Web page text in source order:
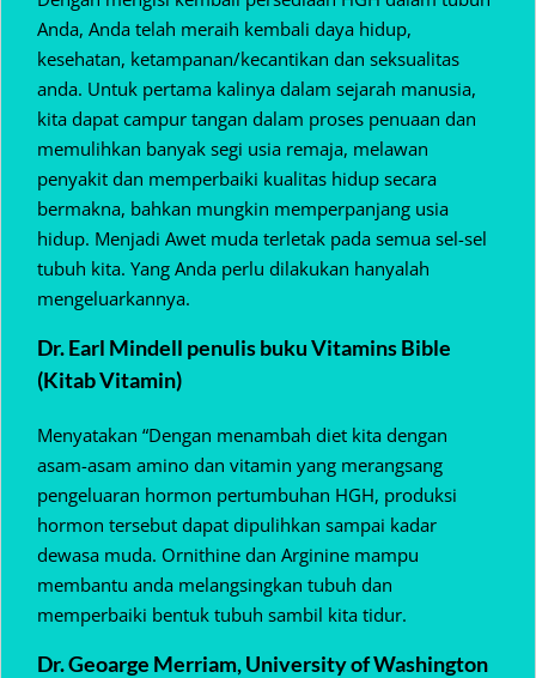
Anda, Anda telah meraih kembali daya hidup,
kesehatan, ketampanan/kecantikan dan seksualitas
anda. Untuk pertama kalinya dalam sejarah manusia,
kita dapat campur tangan dalam proses penuaan dan
memulihkan banyak segi usia remaja, melawan
penyakit dan memperbaiki kualitas hidup secara
bermakna, bahkan mungkin memperpanjang usia
hidup. Menjadi Awet muda terletak pada semua sel-sel
tubuh kita. Yang Anda perlu dilakukan hanyalah
mengeluarkannya.
Dr. Earl Mindell penulis buku Vitamins Bible
(Kitab Vitamin)
Menyatakan “Dengan menambah diet kita dengan
asam-asam amino dan vitamin yang merangsang
pengeluaran hormon pertumbuhan HGH, produksi
hormon tersebut dapat dipulihkan sampai kadar
dewasa muda. Ornithine dan Arginine mampu
membantu anda melangsingkan tubuh dan
memperbaiki bentuk tubuh sambil kita tidur.
Dr. Geoarge Merriam, University of Washington